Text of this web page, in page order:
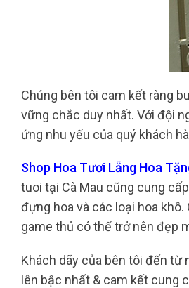
Chúng bên tôi cam kết ràng
vững chắc duy nhất. Với đội
ứng nhu yếu của quý khách
Shop Hoa Tươi Lẵng Hoa
tuoi tại Cà Mau cũng cung
đựng hoa và các loại hoa
game thủ có thể trở nên đẹp
Khách dãy của bên tôi đến từ
lên bậc nhất & cam kết cung